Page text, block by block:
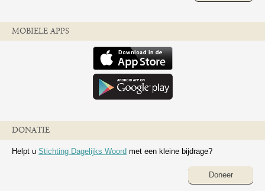
MOBIELE APPS
DONATIE
Helpt u Stichting Dagelijks Woord met een kleine bijdrage?
Doneer